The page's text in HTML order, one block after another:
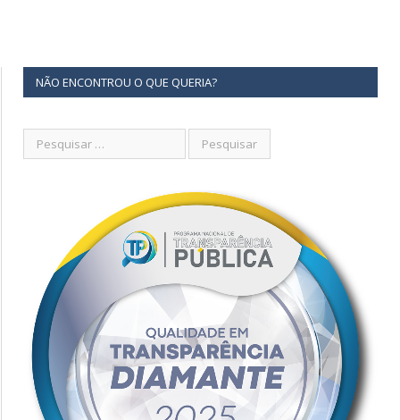
NÃO ENCONTROU O QUE QUERIA?